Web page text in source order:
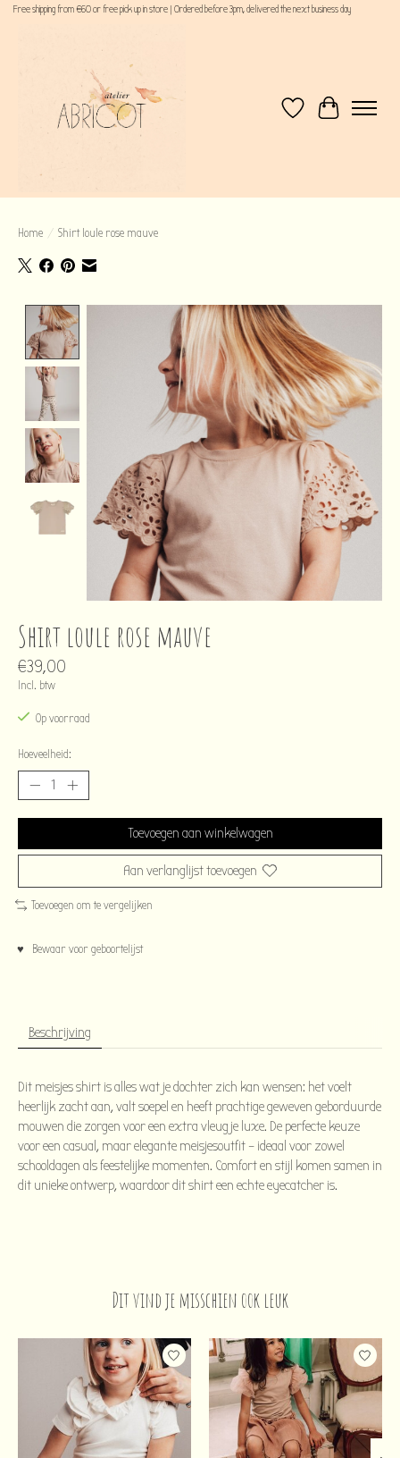
Free shipping from €60 or free pick up in store | Ordered before 3pm, delivered the next business day
VerlanglijstWinkelwagen
Home / Shirt loule rose mauve
Product image slideshow Items
Shirt loule rose mauve
€39,00
Incl. btw
Op voorraad
Hoeveelheid:
Toevoegen aan winkelwagen
Aan verlanglijst toevoegen
Toevoegen om te vergelijken
♥ Bewaar voor geboortelijst
Beschrijving
Dit meisjes shirt is alles wat je dochter zich kan wensen: het voelt
heerlijk zacht aan, valt soepel en heeft prachtige geweven geborduurde
mouwen die zorgen voor een extra vleugje luxe. De perfecte keuze
voor een casual, maar elegante meisjesoutfit – ideaal voor zowel
schooldagen als feestelijke momenten. Comfort en stijl komen samen in
dit unieke ontwerp, waardoor dit shirt een echte eyecatcher is.
Dit vind je misschien ook leuk
Items van productcarrousel